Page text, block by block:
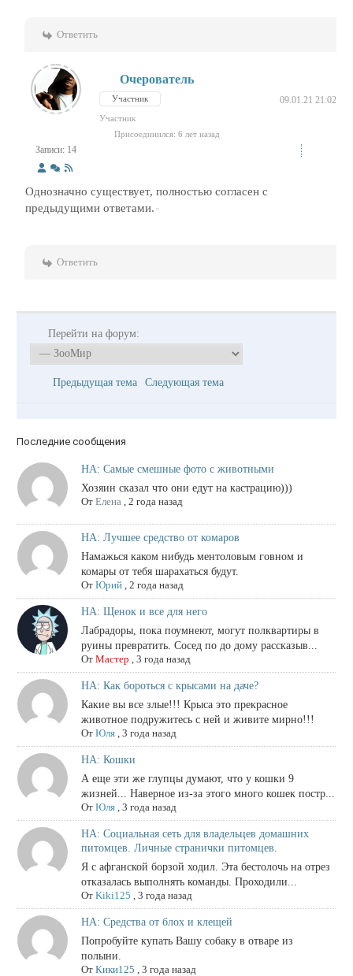
Ответить
Записи: 14
Очерователь
Участник 09.01.21 21:02
Участник
Присоединился: 6 лет назад
Однозначно существует, полностью согласен с
предыдущими ответами.
Ответить
Перейти на форум:
Предыдущая тема Следующая тема
Последние сообщения
НА: Самые смешные фото с животными
Хозяин сказал что они едут на кастрацию)))
От Елена, 2 года назад
НА: Лучшее средство от комаров
Намажься каком нибудь ментоловым говном и
комары от тебя шарахаться будут.
От Юрий, 2 года назад
НА: Щенок и все для него
Лабрадоры, пока поумнеют, могут полквартиры в
руины превратить. Сосед по до дому рассказыв...
От Мастер 3 года назад
НА: Как бороться с крысами на даче?
Какие вы все злые!!! Крыса это прекрасное
животное подружитесь с ней и живите мирно!!!
От Юля, 3 года назад
НА: Кошки
А еще эти же глупцы думают, что у кошки 9
жизней... Наверное из-за этого много кошек постр...
От Юля, 3 года назад
НА: Социальная сеть для владельцев домашних
питомцев. Личные странички питомцев.
Я с афганской борзой ходил. Эта бестолочь на отрез
отказалась выполнять команды. Проходили...
От Kiki125 3 года назад
НА: Средства от блох и клещей
Попробуйте купать Вашу собаку в отваре из
полыни.
От Кики125 3 года назад